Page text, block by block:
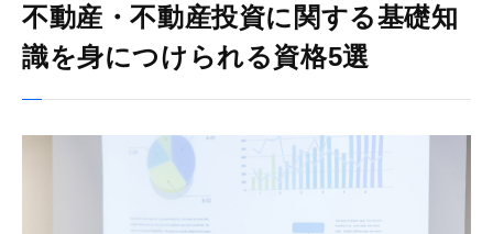
不動産・不動産投資に関する基礎知
識を身につけられる資格5選